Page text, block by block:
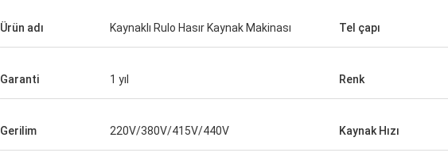
Ürün adı Kaynaklı Rulo Hasır Kaynak Makinası Tel çapı
Garanti 1 yıl Renk
Gerilim 220V/380V/415V/440V Kaynak Hızı